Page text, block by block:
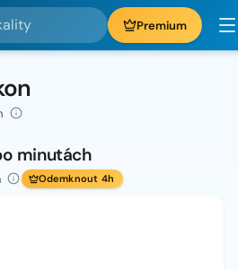
Premium
minutách
Odemknout 4h